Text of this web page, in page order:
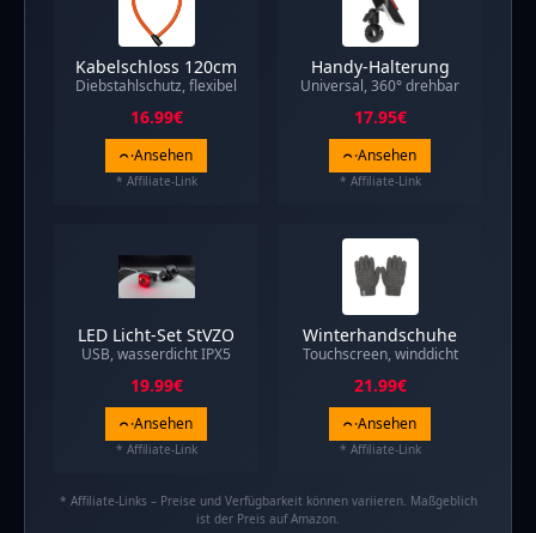
Kabelschloss 120cm
Diebstahlschutz, flexibel
16.99€
Ansehen
* Affiliate-Link
Handy-Halterung
Universal, 360° drehbar
17.95€
Ansehen
* Affiliate-Link
LED Licht-Set StVZO
USB, wasserdicht IPX5
19.99€
Ansehen
* Affiliate-Link
Winterhandschuhe
Touchscreen, winddicht
21.99€
Ansehen
* Affiliate-Link
* Affiliate-Links – Preise und Verfügbarkeit können variieren. Maßgeblich
ist der Preis auf Amazon.